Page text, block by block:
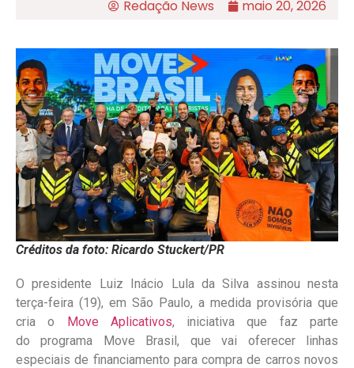
Redação News maio 20, 2026
Créditos da foto: Ricardo Stuckert/PR
O presidente Luiz Inácio Lula da Silva assinou nesta
terça-feira (19), em São Paulo, a medida provisória que
cria o Move Aplicativos, iniciativa que faz parte
do programa Move Brasil, que vai oferecer linhas
especiais de financiamento para compra de carros novos